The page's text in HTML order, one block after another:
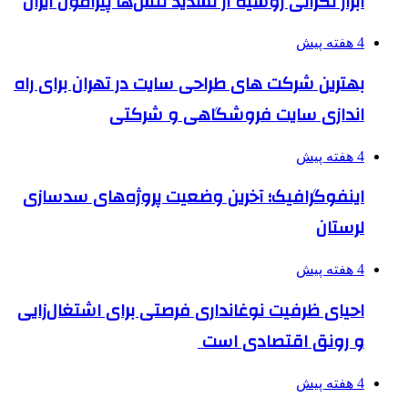
4 هفته پیش
بهترین شرکت های طراحی سایت در تهران برای راه
اندازی سایت فروشگاهی و شرکتی
4 هفته پیش
اینفوگرافیک؛ آخرین وضعیت پروژه‌های سدسازی
لرستان
4 هفته پیش
احیای ظرفیت نوغانداری فرصتی برای اشتغال‌زایی
و رونق اقتصادی است
4 هفته پیش